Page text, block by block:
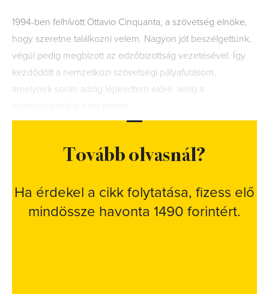
1994-ben felhívott Ottavio Cinquanta, a szövetség elnöke,
hogy szeretne találkozni velem. Nagyon jót beszélgettünk,
végül pedig megbízott az edzőbizottság vezetésével. Így
kezdődött a nemzetközi szövetségi pályafutásom,
amelynek során addig lépkedtem előre, amíg a
Tovább olvasnál?
Ha érdekel a cikk folytatása, fizess elő
mindössze havonta 1490 forintért.